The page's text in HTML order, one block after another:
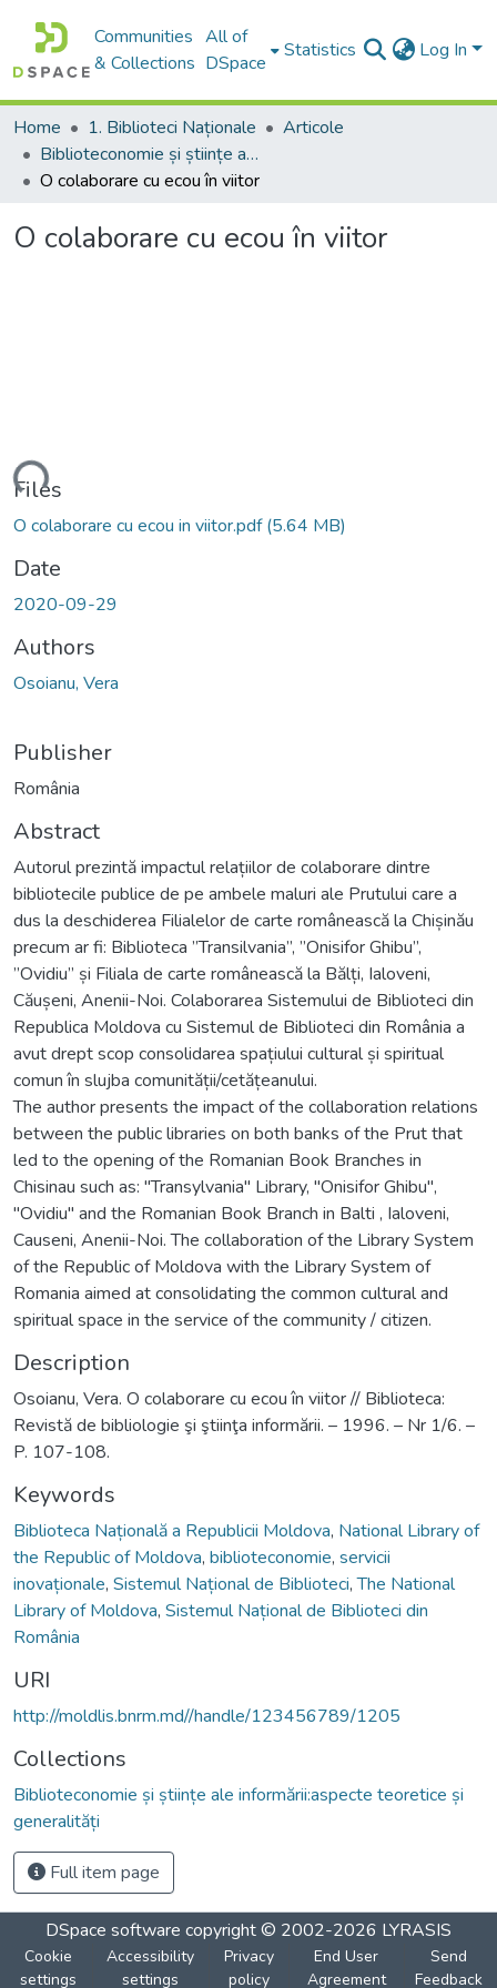
Communities
& Collections
All of
DSpace
Statistics Log In
Home 1. Biblioteci Naționale
Articole
Biblioteconomie și științe ale informării:aspecte teoretice și generalități
O colaborare cu ecou în viitor
O colaborare cu ecou în viitor
Files
O colaborare cu ecou in viitor.pdf(5.64 MB)
Date
2020-09-29
Authors
Osoianu, Vera
Publisher
România
Abstract
Autorul prezintă impactul relațiilor de colaborare dintre
bibliotecile publice de pe ambele maluri ale Prutului care a
dus la deschiderea Filialelor de carte românească la Chișinău
precum ar fi: Biblioteca ”Transilvania”, ”Onisifor Ghibu”,
”Ovidiu” și Filiala de carte românească la Bălți, Ialoveni,
Căușeni, Anenii-Noi. Colaborarea Sistemului de Biblioteci din
Republica Moldova cu Sistemul de Biblioteci din România a
avut drept scop consolidarea spațiului cultural și spiritual
comun în slujba comunității/cetățeanului.
The author presents the impact of the collaboration relations
between the public libraries on both banks of the Prut that
led to the opening of the Romanian Book Branches in
Chisinau such as: "Transylvania" Library, "Onisifor Ghibu",
"Ovidiu" and the Romanian Book Branch in Balti , Ialoveni,
Causeni, Anenii-Noi. The collaboration of the Library System
of the Republic of Moldova with the Library System of
Romania aimed at consolidating the common cultural and
spiritual space in the service of the community / citizen.
Description
Osoianu, Vera. O colaborare cu ecou în viitor // Biblioteca:
Revistă de bibliologie şi ştiinţa informării. – 1996. – Nr 1/6. –
P. 107-108.
Keywords
Biblioteca Națională a Republicii Moldova, National Library of
the Republic of Moldova, biblioteconomie, servicii
inovaționale, Sistemul Național de Biblioteci,The National
Library of Moldova, Sistemul Național de Biblioteci din
România
URI
http://moldlis.bnrm.md//handle/123456789/1205
Collections
Biblioteconomie și științe ale informării:aspecte teoretice și
generalități
Full item page
DSpace software copyright © 2002-2026 LYRASIS
Cookie
settings
Accessibility
settings
Privacy
policy
End User
Agreement
Send
Feedback